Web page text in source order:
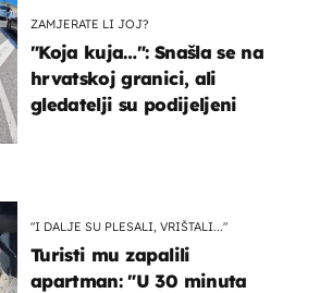
"I DALJE SU PLESALI, VRIŠTALI..."
Turisti mu zapalili
apartman: "U 30 minuta
ZAMJERATE LI JOJ?
"Koja kuja…": Snašla se na
hrvatskoj granici, ali
gledatelji su podijeljeni